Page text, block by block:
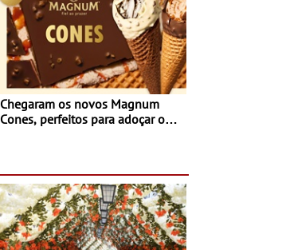
Chegaram os novos Magnum
Cones, perfeitos para adoçar o